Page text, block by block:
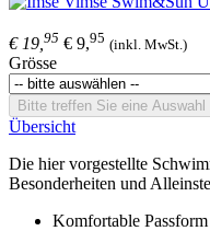
€ 19, 95 € 9,95 (inkl. MwSt.)
Grösse
Bitte treffen Sie eine Auswahl
Übersicht
Die hier vorgestellte
Besonderheiten und
Komfortable